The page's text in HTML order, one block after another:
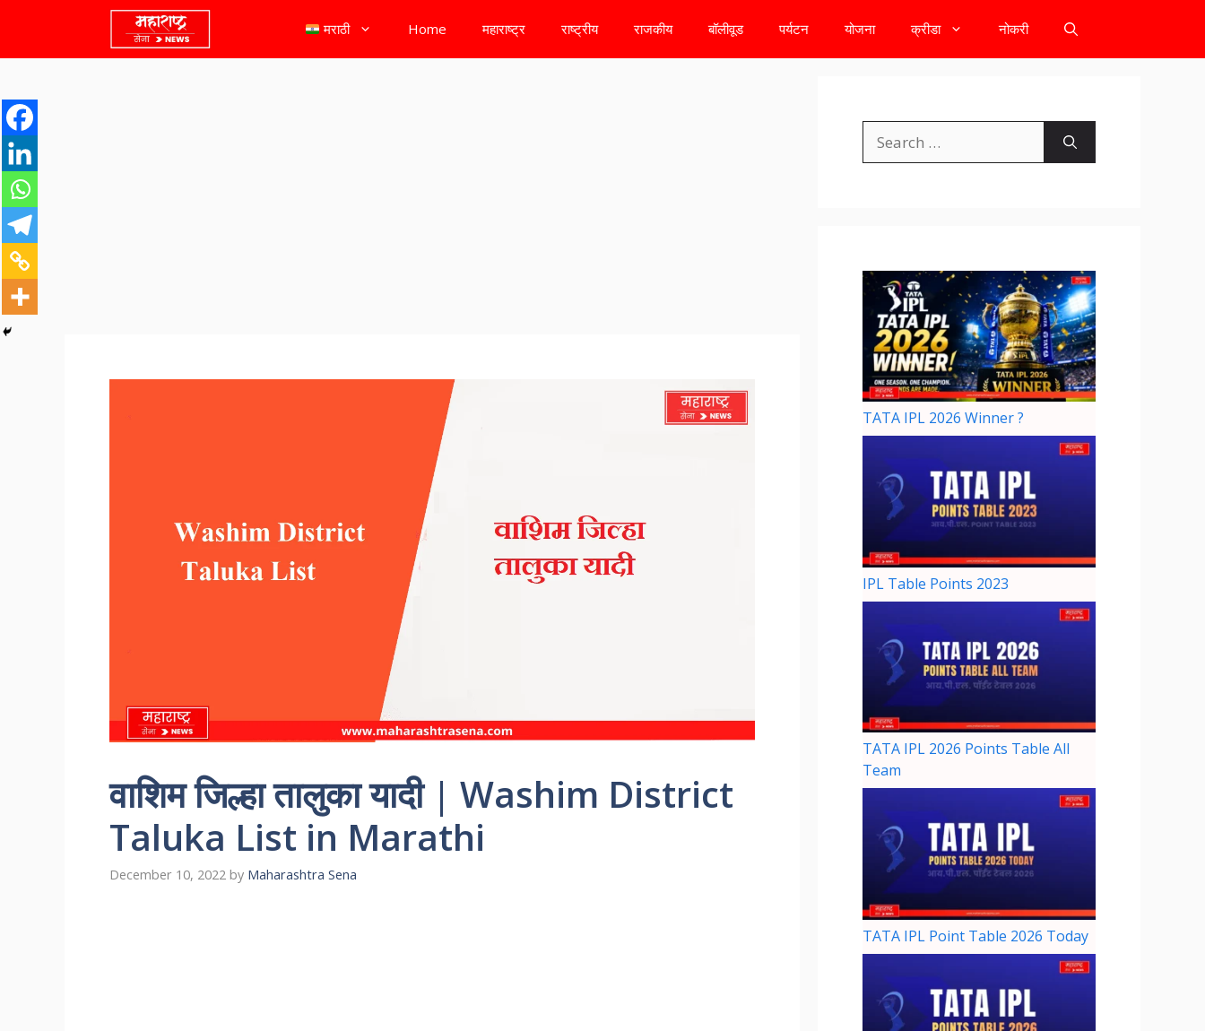
मराठी Home महाराष्ट्र राष्ट्रीय राजकीय बॉलीवूड पर्यटन योजना क्रीडा नोकरी
वाशिम जिल्हा तालुका यादी | Washim District
Taluka List in Marathi
December 10, 2022 by Maharashtra Sena
TATA IPL 2026 Winner ?
IPL Table Points 2023
TATA IPL 2026 Points Table All
Team
TATA IPL Point Table 2026 Today